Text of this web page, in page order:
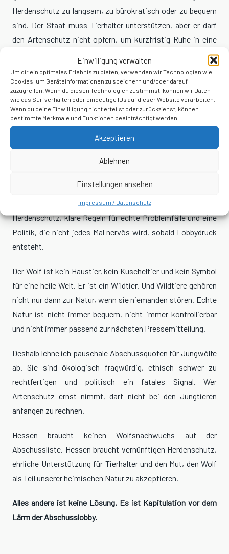
Einwilligung verwalten
Um dir ein optimales Erlebnis zu bieten, verwenden wir Technologien wie
Cookies, um Geräteinformationen zu speichern und/oder darauf
zuzugreifen. Wenn du diesen Technologien zustimmst, können wir Daten
wie das Surfverhalten oder eindeutige IDs auf dieser Website verarbeiten.
Wenn du deine Einwillligung nicht erteilst oder zurückziehst, können
bestimmte Merkmale und Funktionen beeinträchtigt werden.
Akzeptieren
Ablehnen
Einstellungen ansehen
Impressum / Datenschutz
Herdenschutz zu langsam, zu bürokratisch oder zu bequem
sind. Der Staat muss Tierhalter unterstützen, aber er darf
den Artenschutz nicht opfern, um kurzfristig Ruhe in eine
Besonders bitter ist, dass solche Vorhaben gerne mit
Begriffen wie„Bestandsmanagement“verpackt werden. Das
klingt sachlich, fast harmlos. Tatsächlich geht es um das
Töten von Jungtieren. Man kann Dinge sprachlich polieren,
bis sie glänzen. Der Kern bleibt trotzdem hässlich.
Wer pro Wolf ist, muss nicht gegen Landwirte sein. Und wer
pauschale Abschüsse sein. Genau diese falsche
Gegenüberstellung vergiftet die Debatte. Es braucht
Herdenschutz, klare Regeln für echte Problemfälle und eine
Politik, die nicht jedes Mal nervös wird, sobald Lobbydruck
entsteht.
Der Wolf ist kein Haustier, kein Kuscheltier und kein Symbol
für eine heile Welt. Er ist ein Wildtier. Und Wildtiere gehören
nicht nur dann zur Natur, wenn sie niemanden stören. Echte
Natur ist nicht immer bequem, nicht immer kontrollierbar
und nicht immer passend zur nächsten Pressemitteilung.
Deshalb lehne ich pauschale Abschussquoten für Jungwölfe
ab. Sie sind ökologisch fragwürdig, ethisch schwer zu
rechtfertigen und politisch ein fatales Signal. Wer
Artenschutz ernst nimmt, darf nicht bei den Jungtieren
anfangen zu rechnen.
Hessen braucht keinen Wolfsnachwuchs auf der
Abschussliste. Hessen braucht vernünftigen Herdenschutz,
ehrliche Unterstützung für Tierhalter und den Mut, den Wolf
als Teil unserer heimischen Natur zu akzeptieren.
Alles andere ist keine Lösung. Es ist Kapitulation vor dem
Lärm der Abschusslobby.